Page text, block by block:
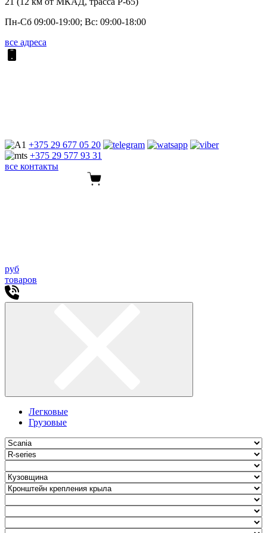
Пн-Сб 09:00-19:00; Вс: 09:00-18:00
все адреса
+375 29 677 05 20
+375 29 577 93 31
все контакты
руб
товаров
Легковые
Грузовые